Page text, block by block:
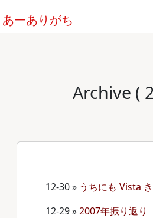
あーありがち
Archive (
12-30» うちにも Vista
12-29»2007年振り返り